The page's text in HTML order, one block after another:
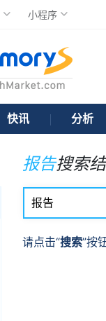
小程序
快讯 分析
报告搜索
请点击“搜索”按